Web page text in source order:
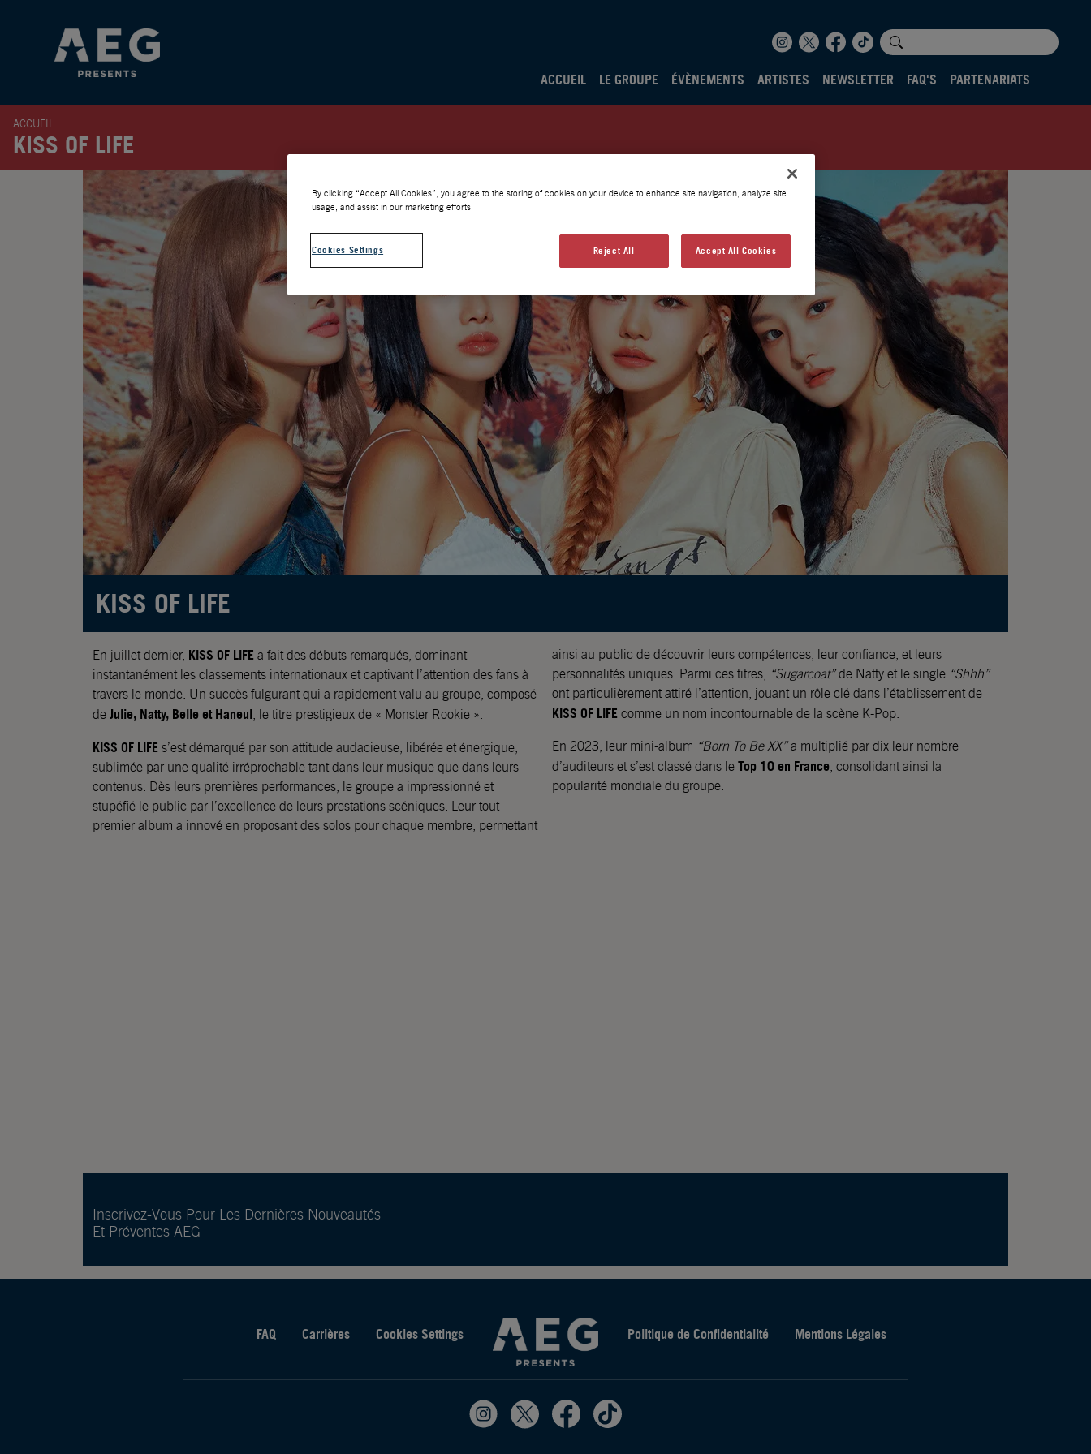
ACCUEIL LE GROUPE ÉVÈNEMENTS ARTISTES NEWSLETTER FAQ'S PARTENARIATS
ACCUEIL
KISS OF LIFE
KISS OF LIFE
En juillet dernier, KISS OF LIFE a fait des débuts remarqués, dominant
instantanément les classements internationaux et captivant l’attention des fans à
travers le monde. Un succès fulgurant qui a rapidement valu au groupe, composé
de Julie, Natty, Belle et Haneul , le titre prestigieux de « Monster Rookie ».
KISS OF LIFE s’est démarqué par son attitude audacieuse, libérée et énergique,
sublimée par une qualité irréprochable tant dans leur musique que dans leurs
contenus. Dès leurs premières performances, le groupe a impressionné et
stupéfié le public par l’excellence de leurs prestations scéniques. Leur tout
premier album a innové en proposant des solos pour chaque membre, permettant
ainsi au public de découvrir leurs compétences, leur confiance, et leurs
personnalités uniques. Parmi ces titres, “Sugarcoat”de Natty et le single “Shhh”
ont particulièrement attiré l’attention, jouant un rôle clé dans l’établissement de
KISS OF LIFE comme un nom incontournable de la scène K-Pop.
En 2023, leur mini-album “Born To Be XX”a multiplié par dix leur nombre
d’auditeurs et s’est classé dans le Top 10 en France , consolidant ainsi la
popularité mondiale du groupe.
Inscrivez-Vous Pour Les Dernières Nouveautés
Et Préventes AEG
FAQ Carrières Cookies Settings Politique de Confidentialité Mentions Légales
By clicking “Accept All Cookies”, you agree to the storing of cookies on your device to enhance site navigation, analyze site
usage, and assist in our marketing efforts.
Cookies Settings Reject All Accept All Cookies